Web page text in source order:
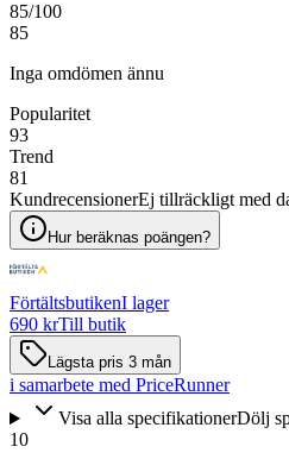
85/100
85
Inga omdömen ännu
Popularitet
93
Trend
81
KundrecensionerEj tillräckligt med
Hur beräknas poängen?
FörtältsbutikenI lager
690 krTill butik
Lägsta pris 3 mån
i samarbete med PriceRunner
Visa alla specifikationerDölj
10